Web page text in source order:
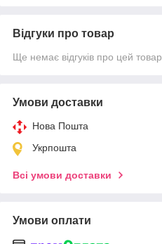
Відгуки про товар
Ще немає відгуків про цей товар
Умови доставки
Нова Пошта
Укрпошта
Всі умови доставки
Умови оплати